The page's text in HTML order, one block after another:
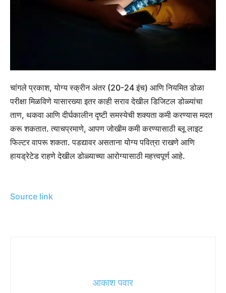
चांगले प्रकाश, योग्य स्क्रीन अंतर (20-24 इंच) आणि नियमित डोळा
परीक्षा मिळविणे यासारख्या इतर काही सराव देखील डिजिटल डोळ्यांचा
ताण, थकवा आणि दीर्घकालीन दृष्टी समस्येची शक्यता कमी करण्यास मदत
करू शकतात. त्याचप्रमाणे, आपण जोखीम कमी करण्यासाठी ब्लू लाइट
फिल्टर वापरू शकता. पडद्यावर असताना योग्य पवित्रा राखणे आणि
हायड्रेटेड राहणे देखील डोळ्याच्या आरोग्यासाठी महत्त्वपूर्ण आहे.
Source link
आकाश पवार